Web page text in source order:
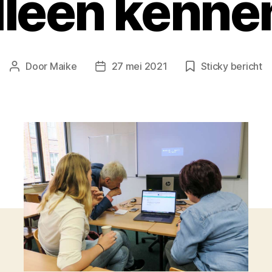
Berichtauteur
Door Maike Berichtdatum
27 mei 2021 Sticky bericht